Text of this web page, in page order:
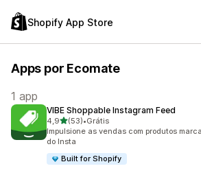
Shopify App Store
Apps por Ecomate
1 app
VIBE Shoppable Instagram Feed
4,9de 5 estrelas
(53)
53 avaliações ao todo
•Grátis
Impulsione as vendas com produtos
do Insta
Built for Shopify